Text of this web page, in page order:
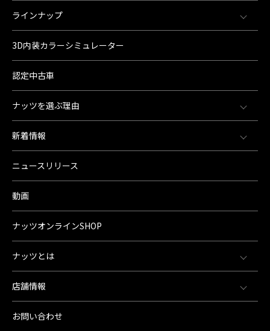
ラインナップ
3D内装カラーシミュレーター
認定中古車
ナッツを選ぶ理由
新着情報
ニュースリリース
動画
ナッツオンラインSHOP
ナッツとは
店舗情報
お問い合わせ